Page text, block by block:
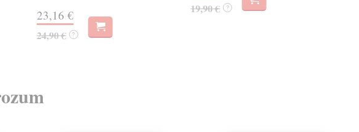
23,16 €
24,90 € ?
19,90 € ?